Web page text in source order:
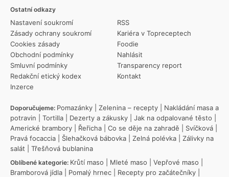
Ostatní odkazy
Nastavení soukromí
Zásady ochrany soukromí
Cookies zásady
Obchodní podmínky
Smluvní podmínky
Redakční etický kodex
Inzerce
RSS
Kariéra v Topreceptech
Foodie
Nahlásit
Transparency report
Kontakt
Doporučujeme: Pomazánky Zelenina – recepty
Nakládání masa a
potravin
Tortilla Dezerty a zákusky Jak na odpalované těsto
Americké brambory
Řeřicha Co se děje na zahradě Svíčková
Pravá focaccia
Šlehačková bábovka Zelná polévka
Zálivky na
salát
Třešňová bublanina
Oblíbené kategorie: Krůtí maso Mleté maso Vepřové maso
Bramborová jídla
Pomalý hrnec Recepty pro začátečníky